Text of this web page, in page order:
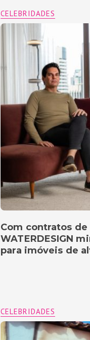
CELEBRIDADES
Com contratos
WATERDESIGN
para imóveis de
CELEBRIDADES